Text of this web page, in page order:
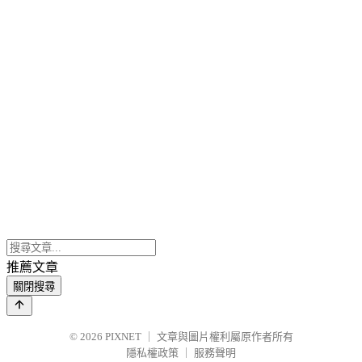
推薦文章
關閉搜尋
© 2026 PIXNET
文章與圖片權利屬原作者所有
隱私權政策
服務聲明